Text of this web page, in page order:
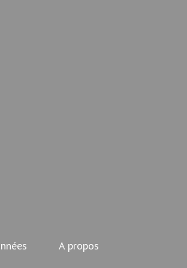
A propos